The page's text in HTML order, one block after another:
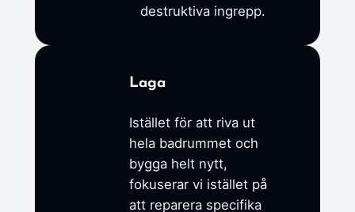
destruktiva ingrepp.
Laga
Istället för att riva ut
hela badrummet och
bygga helt nytt,
fokuserar vi istället på
att reparera specifika